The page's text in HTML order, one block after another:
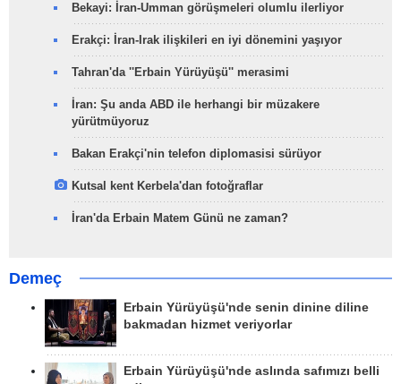
Bekayi: İran-Umman görüşmeleri olumlu ilerliyor
Erakçi: İran-Irak ilişkileri en iyi dönemini yaşıyor
Tahran'da ''Erbain Yürüyüşü'' merasimi
İran: Şu anda ABD ile herhangi bir müzakere
yürütmüyoruz
Bakan Erakçi'nin telefon diplomasisi sürüyor
Kutsal kent Kerbela'dan fotoğraflar
İran'da Erbain Matem Günü ne zaman?
Demeç
Erbain Yürüyüşü'nde senin dinine diline
bakmadan hizmet veriyorlar
Erbain Yürüyüşü'nde aslında safımızı belli